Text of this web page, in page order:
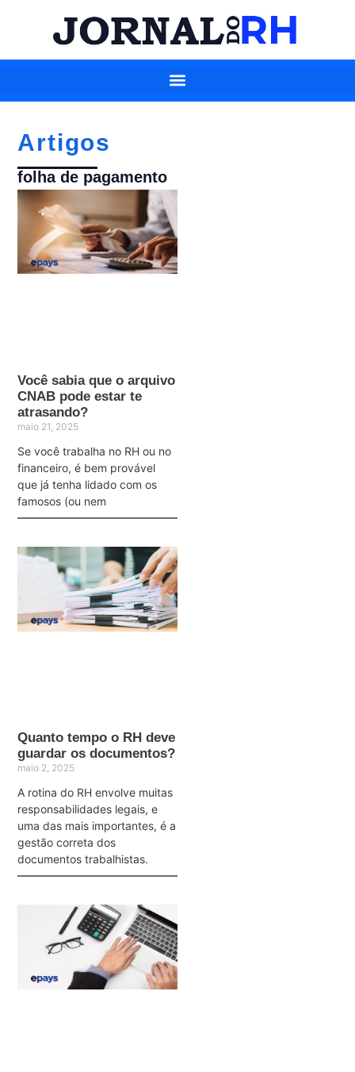
Artigos
folha de pagamento
Você sabia que o arquivo
CNAB pode estar te
atrasando?
maio 21, 2025
Se você trabalha no RH ou no
financeiro, é bem provável
que já tenha lidado com os
famosos (ou nem
Quanto tempo o RH deve
guardar os documentos?
maio 2, 2025
A rotina do RH envolve muitas
responsabilidades legais, e
uma das mais importantes, é a
gestão correta dos
documentos trabalhistas.